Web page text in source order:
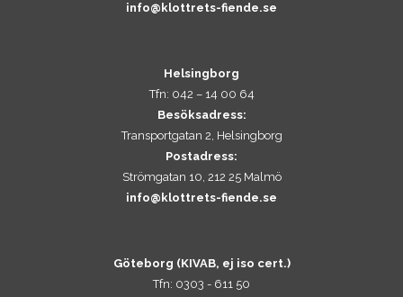
info@klottrets-fiende.se
Helsingborg
Tfn: 042 – 14 00 64
Besöksadress:
Transportgatan 2, Helsingborg
Postadress:
Strömgatan 10, 212 25 Malmö
info@klottrets-fiende.se
Göteborg (KIVAB, ej iso cert.)
Tfn: 0303 - 611 50